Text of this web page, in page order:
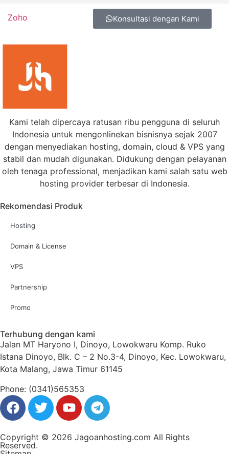
Zoho Konsultasi dengan Kami
Kami telah dipercaya ratusan ribu pengguna di seluruh
Indonesia untuk mengonlinekan bisnisnya sejak 2007
dengan menyediakan hosting, domain, cloud & VPS yang
stabil dan mudah digunakan. Didukung dengan pelayanan
oleh tenaga professional, menjadikan kami salah satu web
hosting provider terbesar di Indonesia.
Rekomendasi Produk
Hosting
Domain & License
VPS
Partnership
Promo
Terhubung dengan kami
Jalan MT Haryono I, Dinoyo, Lowokwaru Komp. Ruko
Istana Dinoyo, Blk. C – 2 No.3-4, Dinoyo, Kec. Lowokwaru,
Kota Malang, Jawa Timur 61145
Phone: (0341)565353
Copyright © 2026 Jagoanhosting.com All Rights
Reserved.